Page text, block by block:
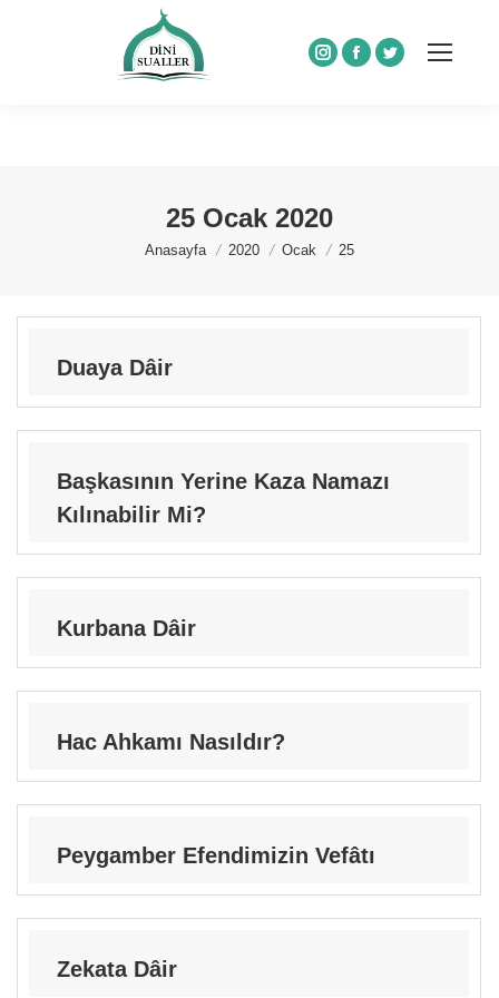
Instagram
Facebook
Twitter
25 Ocak 2020
You are here:
Anasayfa 2020 Ocak 25
Duaya Dâir
Başkasının Yerine Kaza Namazı
Kılınabilir Mi?
Kurbana Dâir
Hac Ahkamı Nasıldır?
Peygamber Efendimizin Vefâtı
Zekata Dâir